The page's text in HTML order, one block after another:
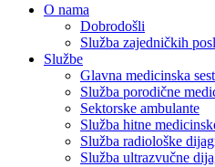
O nama
Dobrodošli
Služba zajedničkih
Službe
Glavna medicinska
Služba porodične
Sektorske ambulante
Služba hitne
Služba radiološke
Služba ultrazvučne